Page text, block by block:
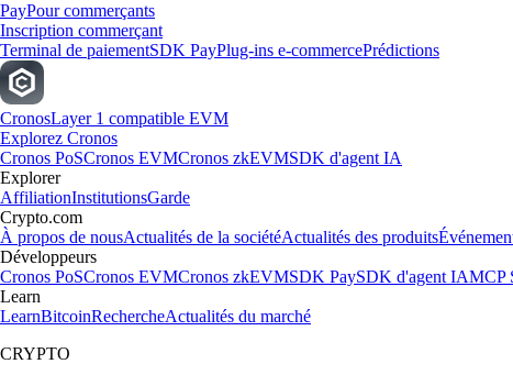
PayPour commerçants
Inscription commerçant
Terminal de paiementSDK PayPlug-ins e-commercePrédictions
CronosLayer 1 compatible EVM
Explorez Cronos
Cronos PoSCronos EVMCronos zkEVMSDK d'agent IA
Explorer
AffiliationInstitutionsGarde
Crypto.com
À propos de nousActualités de la sociétéActualités des produits
Développeurs
Cronos PoSCronos EVMCronos zkEVMSDK PaySDK d'agent IAMCP
Learn
LearnBitcoinRechercheActualités du marché
CRYPTO